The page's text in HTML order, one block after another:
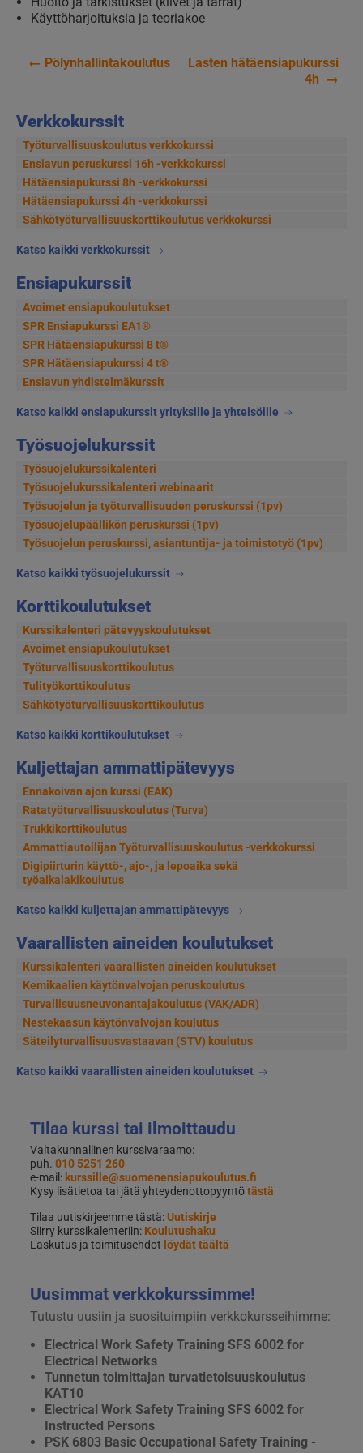
Verkkokurssit
Työturvallisuuskoulutus verkkokurssi
Ensiavun peruskurssi 16h -verkkokurssi
Hätäensiapukurssi 8h -verkkokurssi
Hätäensiapukurssi 4h -verkkokurssi
Sähkötyöturvallisuus­korttikoulutus verkkokurssi
Katso kaikki verkkokurssit
Ensiapukurssit
Avoimet ensiapukoulutukset
SPR Ensiapukurssi EA1®
SPR Hätäensiapukurssi 8 t®
SPR Hätäensiapukurssi 4 t®
Ensiavun yhdistelmäkurssit
Katso kaikki ensiapukurssit yrityksille ja yhteisöille
Työsuojelukurssit
Työsuojelukurssikalenteri
Työsuojelukurssikalenteri webinaarit
Työsuojelun ja työturvallisuuden peruskurssi (1pv)
Työsuojelupäällikön peruskurssi (1pv)
Työsuojelun peruskurssi, asiantuntija- ja toimistotyö (1pv)
Katso kaikki työsuojelukurssit
Korttikoulutukset
Kurssikalenteri pätevyyskoulutukset
Avoimet ensiapukoulutukset
Työturvallisuuskorttikoulutus
Tulityökorttikoulutus
Sähkötyöturvallisuuskorttikoulutus
Katso kaikki korttikoulutukset
Kuljettajan ammattipätevyys
Ennakoivan ajon kurssi (EAK)
Ratatyöturvallisuuskoulutus (Turva)
Trukkikorttikoulutus
Ammattiautoilijan Työturvallisuuskoulutus -verkkokurssi
Digipiirturin käyttö-, ajo-, ja lepoaika sekä
työaikalakikoulutus
Katso kaikki kuljettajan ammattipätevyys
Vaarallisten aineiden koulutukset
Kurssikalenteri vaarallisten aineiden koulutukset
Kemikaalien käytönvalvojan peruskoulutus
Turvallisuusneuvonantajakoulutus (VAK/ADR)
Nestekaasun käytönvalvojan koulutus
Säteilyturvallisuusvastaavan (STV) koulutus
Katso kaikki vaarallisten aineiden koulutukset
Käyttöharjoituksia ja teoriakoe
selaus
← Pölynhallintakoulutus
Lasten hätäensiapukurssi
4h →
Tilaa kurssi tai ilmoittaudu
Valtakunnallinen kurssivaraamo:
puh. 010 5251 260
e-mail: kurssille@suomenensiapukoulutus.fi
Kysy lisätietoa tai jätä yhteydenottopyyntötästä
Tilaa uutiskirjeemme tästä:Uutiskirje
Siirry kurssikalenteriin: Koulutushaku
Laskutus ja toimitusehdot löydät täältä
Uusimmat verkkokurssimme!
Tutustu uusiin ja suosituimpiin verkkokursseihimme:
Electrical Work Safety Training SFS 6002 for
Electrical Networks
Tunnetun toimittajan turvatietoisuuskoulutus
KAT10
Electrical Work Safety Training SFS 6002 for
Instructed Persons
PSK 6803 Basic Occupational Safety Training -